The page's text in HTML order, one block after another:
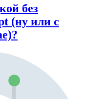
без
(ну или с